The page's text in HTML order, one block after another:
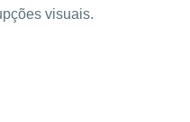
visuais.